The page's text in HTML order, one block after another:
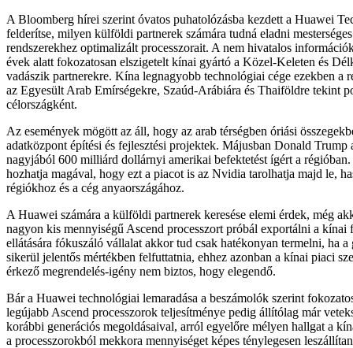
A Bloomberg hírei szerint óvatos puhatolózásba kezdett a Huawei
felderítse, milyen külföldi partnerek számára tudná eladni
rendszerekhez optimalizált processzorait. A nem hivatalos
évek alatt fokozatosan elszigetelt kínai gyártó a Közel-Keleten és
vadászik partnerekre. Kína legnagyobb technológiai cége ezekben a
az Egyesült Arab Emírségekre, Szaúd-Arábiára és Thaiföldre tekint
célországként.
Az események mögött az áll, hogy az arab térségben óriási
adatközpont építési és fejlesztési projektek. Májusban Donald Trump
nagyjából 600 milliárd dollárnyi amerikai befektetést ígért a
hozhatja magával, hogy ezt a piacot is az Nvidia tarolhatja majd le,
régiókhoz és a cég anyaországához.
A Huawei számára a külföldi partnerek keresése elemi érdek, még
nagyon kis mennyiségű Ascend processzort próbál exportálni a kínai
ellátására fókuszáló vállalat akkor tud csak hatékonyan termelni, ha
sikerül jelentős mértékben felfuttatnia, ehhez azonban a kínai piaci
érkező megrendelés-igény nem biztos, hogy elegendő.
Bár a Huawei technológiai lemaradása a beszámolók szerint
legújabb Ascend processzorok teljesítménye pedig állítólag már
korábbi generációs megoldásaival, arról egyelőre mélyen hallgat a
a processzorokból mekkora mennyiséget képes ténylegesen